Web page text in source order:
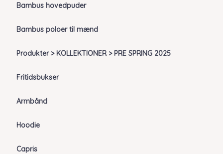
Bambus hovedpuder
Bambus poloer til mænd
Produkter > KOLLEKTIONER > PRE SPRING 2025
Fritidsbukser
Armbånd
Hoodie
Capris